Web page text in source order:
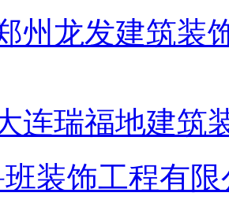
州龙发建筑装
连瑞福地建筑
装饰工程有限